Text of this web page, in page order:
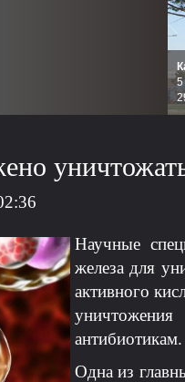
5
Научные
железа для
активного
антибиотикам.
Одна из